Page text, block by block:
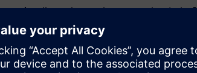
Amplia ou desenvolve um produto/
Xcelerator através da criação de um
uma nova solução para o cliente através
produto Siemens Xcelerator e do seu